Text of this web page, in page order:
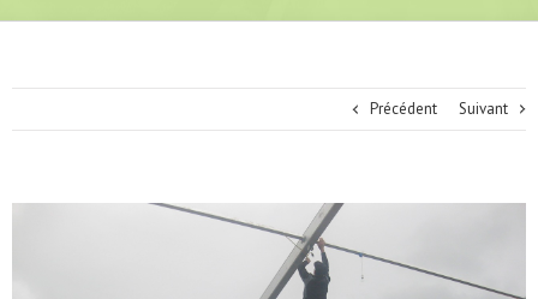
Précédent Suivant